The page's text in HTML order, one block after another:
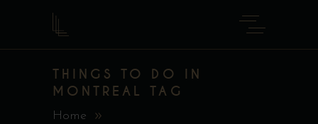
THINGS TO DO IN
MONTREAL TAG
Home